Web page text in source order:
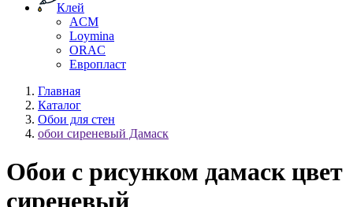
Клей
ACM
Loymina
ORAC
Европласт
Главная
Каталог
Обои для стен
обои сиреневый Дамаск
Обои с рисунком дамаск цвет
сиреневый